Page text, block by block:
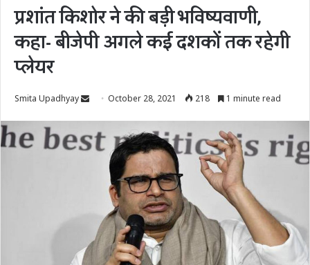
प्रशांत किशोर ने की बड़ी भविष्यवाणी,
कहा- बीजेपी अगले कई दशकों तक रहेगी
प्लेयर
Smita Upadhyay
Send
email
October 28, 2021 218 1 minute read